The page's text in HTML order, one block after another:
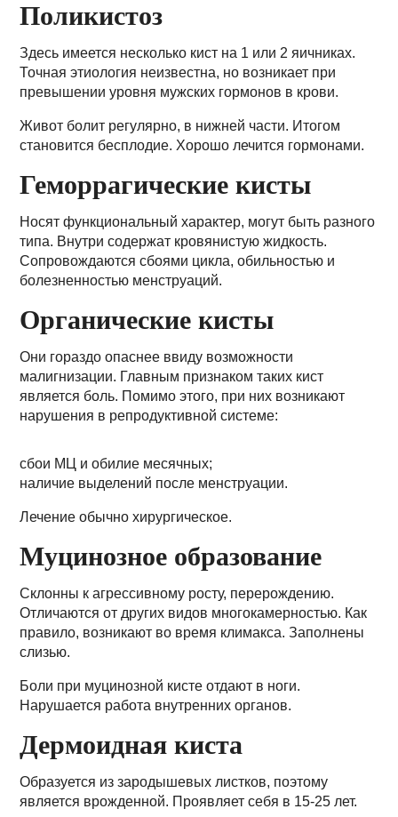
Поликистоз
Здесь имеется несколько кист на 1 или 2 яичниках.
Точная этиология неизвестна, но возникает при
превышении уровня мужских гормонов в крови.
Живот болит регулярно, в нижней части. Итогом
становится бесплодие. Хорошо лечится гормонами.
Геморрагические кисты
Носят функциональный характер, могут быть разного
типа. Внутри содержат кровянистую жидкость.
Сопровождаются сбоями цикла, обильностью и
болезненностью менструаций.
Органические кисты
Они гораздо опаснее ввиду возможности
малигнизации. Главным признаком таких кист
является боль. Помимо этого, при них возникают
нарушения в репродуктивной системе:
сбои МЦ и обилие месячных;
наличие выделений после менструации.
Лечение обычно хирургическое.
Муцинозное образование
Склонны к агрессивному росту, перерождению.
Отличаются от других видов многокамерностью. Как
правило, возникают во время климакса. Заполнены
слизью.
Боли при муцинозной кисте отдают в ноги.
Нарушается работа внутренних органов.
Дермоидная киста
Образуется из зародышевых листков, поэтому
является врожденной. Проявляет себя в 15-25 лет.